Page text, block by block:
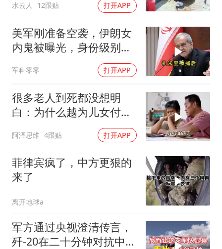
水云人 12跟贴 打开APP
美军刚准备空袭，伊朗女
内鬼被曝光，身份级别很
军科零零 打开APP
很多老人到死都没想明
白：为什么越为儿女付
阿泽思维 4跟贴 打开APP
菲律宾疯了，中方更狠的
来了
离开地球a
军方通过央视澄清传言，
歼-20在二十分钟对抗中被